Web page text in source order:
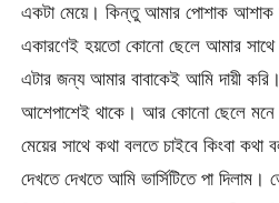
একটা মেয়ে। কিন্তু আমার পোশাক আশাক
একারণেই হয়তো কোনো ছেলে আমার
এটার জন্য আমার বাবাকেই আমি দায়ী
আশেপাশেই থাকে। আর কোনো ছেলে মনে
মেয়ের সাথে কথা বলতে চাইবে কিংবা কথা
দেখতে দেখতে আমি ভার্সিটিতে পা